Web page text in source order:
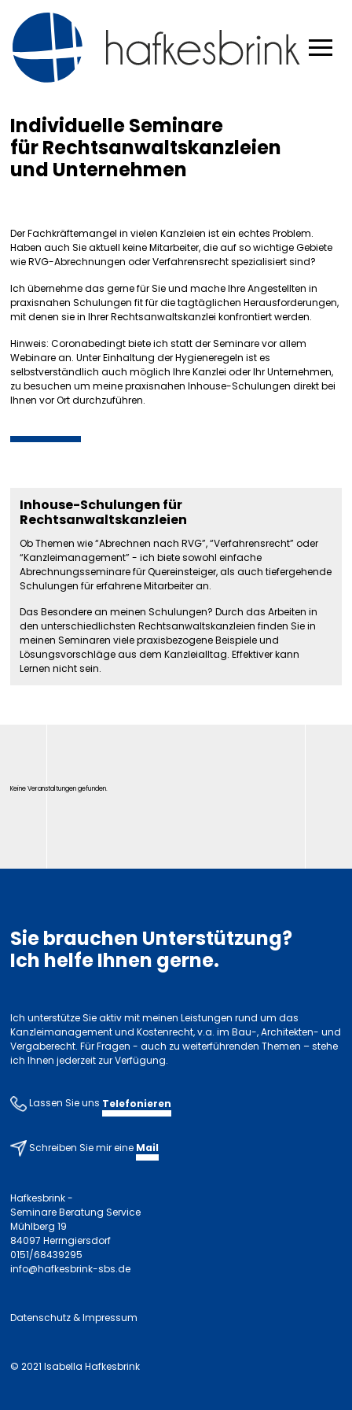
Individuelle Seminare
für Rechtsanwaltskanzleien
und Unternehmen
Der Fachkräftemangel in vielen Kanzleien ist ein echtes Problem.
Haben auch Sie aktuell keine Mitarbeiter, die auf so wichtige Gebiete
wie RVG-Abrechnungen oder Verfahrensrecht spezialisiert sind?
Ich übernehme das gerne für Sie und mache Ihre Angestellten in
praxisnahen Schulungen fit für die tagtäglichen Herausforderungen,
mit denen sie in Ihrer Rechtsanwaltskanzlei konfrontiert werden.
Hinweis: Coronabedingt biete ich statt der Seminare vor allem
Webinare an. Unter Einhaltung der Hygieneregeln ist es
selbstverständlich auch möglich Ihre Kanzlei oder Ihr Unternehmen,
zu besuchen um meine praxisnahen Inhouse-Schulungen direkt bei
Ihnen vor Ort durchzuführen.
Inhouse-Schulungen für
Rechtsanwaltskanzleien
Ob Themen wie “Abrechnen nach RVG”, “Verfahrensrecht” oder
“Kanzleimanagement” - ich biete sowohl einfache
Abrechnungsseminare für Quereinsteiger, als auch tiefergehende
Schulungen für erfahrene Mitarbeiter an.
Das Besondere an meinen Schulungen? Durch das Arbeiten in
den unterschiedlichsten Rechtsanwaltskanzleien finden Sie in
meinen Seminaren viele praxisbezogene Beispiele und
Lösungsvorschläge aus dem Kanzleialltag. Effektiver kann
Lernen nicht sein.
Keine Veranstaltungen gefunden.
Sie brauchen Unterstützung?
Ich helfe Ihnen gerne.
Ich unterstütze Sie aktiv mit meinen Leistungen rund um das
Kanzleimanagement und Kostenrecht, v.a. im Bau-, Architekten- und
Vergaberecht. Für Fragen - auch zu weiterführenden Themen – stehe
ich Ihnen jederzeit zur Verfügung.
Lassen Sie uns Telefonieren
Schreiben Sie mir eine Mail
Hafkesbrink -
Seminare Beratung Service
Mühlberg 19
84097 Herrngiersdorf
0151/68439295
info@hafkesbrink-sbs.de
© 2021 Isabella Hafkesbrink
Datenschutz & Impressum